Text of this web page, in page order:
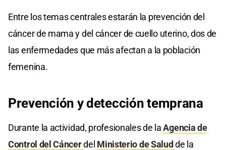
Entre los temas centrales estarán la prevención del
cáncer de mama y del cáncer de cuello uterino, dos de
las enfermedades que más afectan a la población
femenina.
Prevención y detección temprana
Durante la actividad, profesionales de laAgencia de
Control del Cáncerdel Ministerio de Saludde la